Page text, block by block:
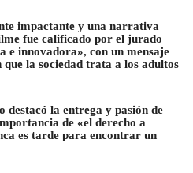
impactante y una narrativa
fue calificado por el jurado
e innovadora», con un mensaje
la sociedad trata a los adultos
la entrega y pasión de
de «el derecho a
es tarde para encontrar un